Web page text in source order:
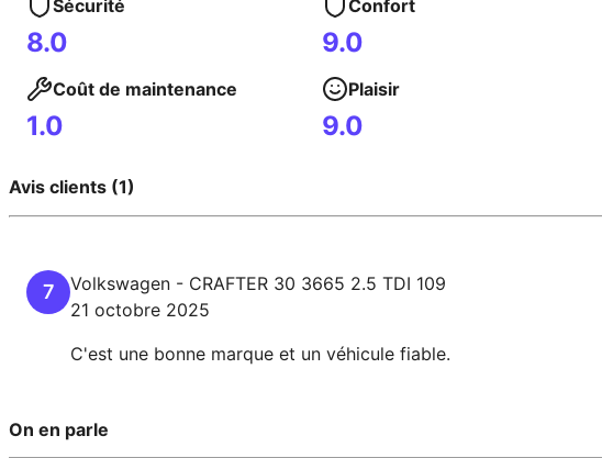
Sécurité
8.0
Confort
9.0
Coût de maintenance
1.0
Plaisir
9.0
Avis clients (1)
7 Volkswagen - CRAFTER 30 3665 2.5 TDI 109
21 octobre 2025
C'est une bonne marque et un véhicule fiable.
On en parle